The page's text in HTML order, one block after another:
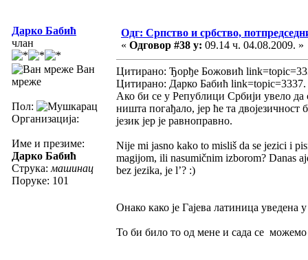
Дарко Бабић
члан
Ван
мреже
Пол:
Организација:
Име и презиме:
Дарко Бабић
Струка: машинац
Поруке: 101
Одг: Српство и србство,
« Одговор #38 у: 09.14 ч. 04.08.2009. »
Цитирано: Ђорђе Божовић
Цитирано: Дарко Бабић link=topic=3337.
Ако би се у Републици Србији увело да
ништа погађало, јер ће та
језик јер је равноправно.
Nije mi jasno kako to misliš da se jezici i
magijom, ili nasumičnim izborom? Danas
bez jezika, je l’? :)
Онако како је Гајева латиница
То би било то од мене и сада се